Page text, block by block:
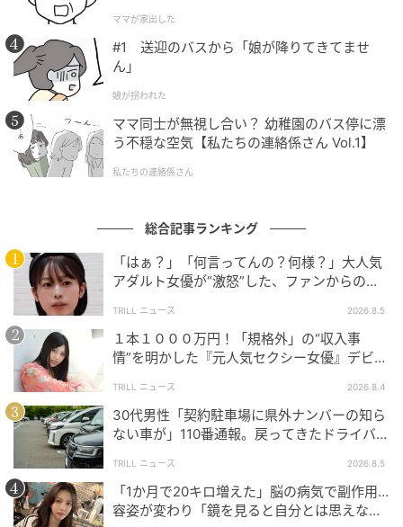
仕事に妥協せず、完璧を目指します。クールでスマー
トな面と、人間愛豊かな面を併せ持つため、人のせい
にすることができず、なんでも自分の責任にしてしま
い、自分を追い詰めがちなところがあります。
物事は、なるべくしてそうなっています。良いことも
悪いことも、自分ひとりで蒔いた種ではない場合もあ
るので、自分を責める時間のぶんだけ、良くするため
苦手。真剣な交際が大前提なので、相手選びがとても
慎重になり、そう簡単に告白もしません。不倫など、
オープンにできない関係も、基本的には望みません。
また、ベタベタするよりお友達感覚のさっぱりとした
距離感を好みます。ロマンチストで、記念日や思い出
の場所を覚えているタイプです。
流光七奈（りゅうこう なな）
物心ついたころから、見えない世界とつながる能力が
あり、相談者に対して、潜在意識レベルの癒しと解決
ママが家出した
#1 送迎のバスから「娘が降りてきてませ
ん」
娘が拐われた
ママ同士が無視し合い？ 幼稚園のバス停に漂
う不穏な空気【私たちの連絡係さん Vol.1】
私たちの連絡係さん
総合記事ランキング
「はぁ？」「何言ってんの？何様？」大人気
アダルト女優が“激怒”した、ファンからの
TRILL ニュース 2026.8.5
１本１０００万円！「規格外」の“収入事
情”を明かした『元人気セクシー女優』デビュ
TRILL ニュース 2026.8.4
30代男性「契約駐車場に県外ナンバーの知ら
ない車が」110番通報。戻ってきたドライバー
TRILL ニュース 2026.8.5
「1か月で20キロ増えた」脳の病気で副作用…
容姿が変わり「鏡を見ると自分とは思えなか